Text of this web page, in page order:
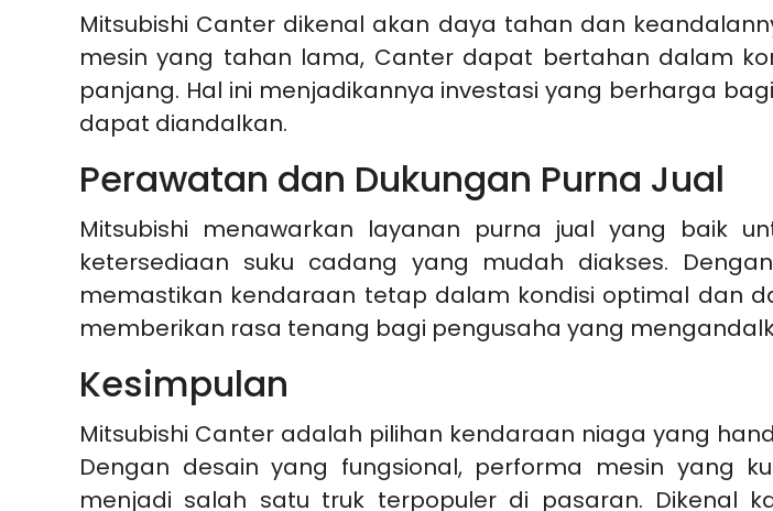
Mitsubishi Canter dikenal akan daya tahan dan
mesin yang tahan lama, Canter dapat bertahan dalam
panjang. Hal ini menjadikannya investasi yang berharga
dapat diandalkan.
Perawatan dan Dukungan Purna Jual
Mitsubishi menawarkan layanan purna jual yang baik
ketersediaan suku cadang yang mudah diakses.
memastikan kendaraan tetap dalam kondisi optimal dan
memberikan rasa tenang bagi pengusaha yang
Kesimpulan
Mitsubishi Canter adalah pilihan kendaraan niaga yang
Dengan desain yang fungsional, performa mesin yang
menjadi salah satu truk terpopuler di pasaran. Dikenal